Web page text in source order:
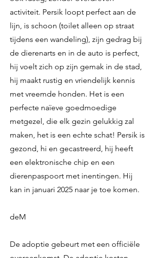
activiteit. Persik loopt perfect aan de
lijn, is schoon (toilet alleen op straat
tijdens een wandeling), zijn gedrag bij
de dierenarts en in de auto is perfect,
hij voelt zich op zijn gemak in de stad,
hij maakt rustig en vriendelijk kennis
met vreemde honden. Het is een
perfecte naïeve goedmoedige
metgezel, die elk gezin gelukkig zal
maken, het is een echte schat! Persik is
gezond, hi en gecastreerd, hij heeft
een elektronische chip en een
dierenpaspoort met inentingen. Hij
kan in januari 2025 naar je toe komen.
deM
De adoptie gebeurt met een officiële